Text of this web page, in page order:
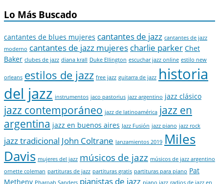
Lo Más Buscado
cantantes de blues mujeres cantantes de jazz cantantes de jazz
moderno cantantes de jazz mujeres charlie parker Chet
Baker clubes de jazz diana krall Duke Ellington escuchar jazz online estilo new
orleans estilos de jazz free jazz guitarra de jazz historia
del jazz instrumentos jaco pastorius jazz argentino jazz clásico
jazz contemporáneo jazz de latinoamérica jazz en
argentina jazz en buenos aires Jazz Fusión jazz piano jazz rock
jazz tradicional John Coltrane lanzamientos 2019 Miles
Davis mujeres del jazz músicos de jazz músicos de jazz argentino
ornette coleman partituras de jazz partituras gratis partituras para piano Pat
Metheny Pharoah Sanders pianistas de jazz piano jazz radios de jazz en